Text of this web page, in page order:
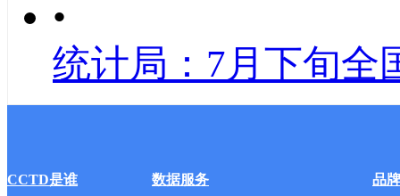
•
统计局：7月下旬全
CCTD是谁 数据服务 品